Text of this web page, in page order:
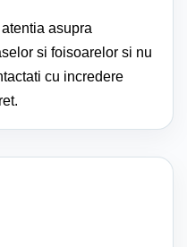
asupra
si foisoarelor si nu
cu incredere